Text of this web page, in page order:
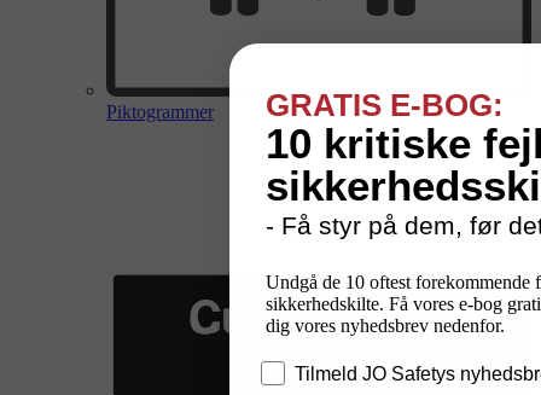
Piktogrammer GRATIS E-BOG:
10 kritiske
- Få styr på dem, før
Undgå de 10 oftest forekommende
sikkerhedskilte. Få vores e-bog
dig vores nyhedsbrev nedenfor.
Tilmeld JO Safetys